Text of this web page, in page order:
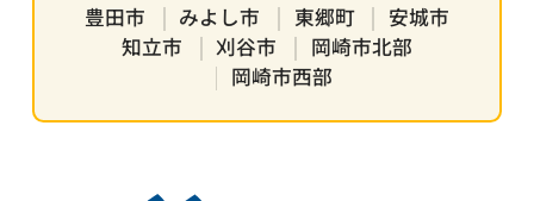
豊田市 みよし市 東郷町
安城市
知立市
刈谷市
岡崎市北部
岡崎市西部